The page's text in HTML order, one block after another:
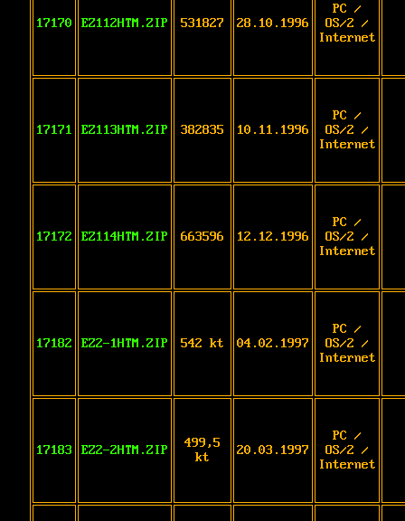
17170 EZ112HTM.ZIP 531827 28.10.1996
PC /
OS/2 /
Internet
17171 EZ113HTM.ZIP 382835 10.11.1996
PC /
OS/2 /
Internet
17172 EZ114HTM.ZIP 663596 12.12.1996
PC /
OS/2 /
Internet
17182 EZ2-1HTM.ZIP 542 kt 04.02.1997
PC /
OS/2 /
Internet
17183 EZ2-2HTM.ZIP
499,5
kt
20.03.1997
PC /
OS/2 /
Internet